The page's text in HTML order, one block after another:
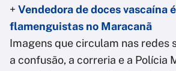
+ Vendedora de doces vascaína
flamenguistas no Maracanã
Imagens que circulam nas redes
a confusão, a correria e a Polícia